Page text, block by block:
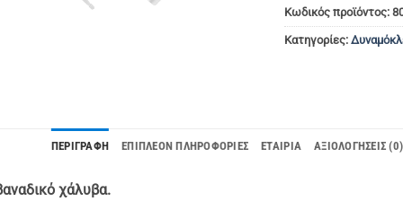
Κωδικός προϊόντος:
Κατηγορίες:
ΠΕΡΙΓΡΑΦΉ ΕΠΙΠΛΈΟΝ ΠΛΗΡΟΦΟΡΊΕΣ ΕΤΑΙΡΊΑ ΑΞΙΟΛΟΓΉΣΕΙΣ (0)
χάλυβα.